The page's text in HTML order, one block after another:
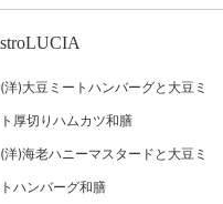
(洋)大豆ミートハンバーグと大豆ミ
厚切りハムカツ和膳
(洋)海老ハニーマスタードと大豆ミ
ハンバーグ和膳